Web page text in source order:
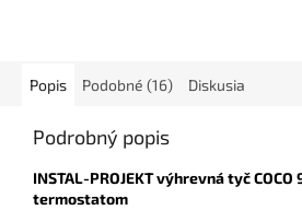
Popis Podobné (16) Diskusia
Podrobný popis
INSTAL-PROJEKTvýhrevná tyč COCO
termostatom